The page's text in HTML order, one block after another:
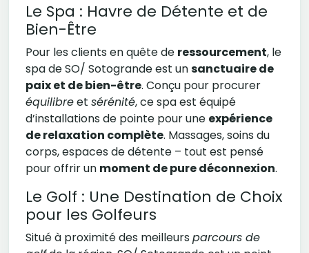
Le Spa : Havre de Détente et de
Bien-Être
Pour les clients en quête de ressourcement, le
spa de SO/ Sotogrande est unsanctuaire de
paix et de bien-être. Conçu pour procurer
équilibreet sérénité, ce spa est équipé
d’installations de pointe pour une expérience
de relaxation complète. Massages, soins du
corps, espaces de détente – tout est pensé
pour offrir un moment de pure déconnexion.
Le Golf : Une Destination de Choix
pour les Golfeurs
Situé à proximité des meilleurs parcours de